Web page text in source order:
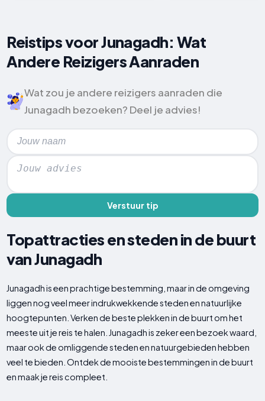
Reistips voor Junagadh: Wat
Andere Reizigers Aanraden
Wat zou je andere reizigers aanraden die
Junagadh bezoeken? Deel je advies!
Verstuur tip
Topattracties en steden in de buurt
van Junagadh
Junagadh is een prachtige bestemming, maar in de omgeving
liggen nog veel meer indrukwekkende steden en natuurlijke
hoogtepunten. Verken de beste plekken in de buurt om het
meeste uit je reis te halen. Junagadh is zeker een bezoek waard,
maar ook de omliggende steden en natuurgebieden hebben
veel te bieden. Ontdek de mooiste bestemmingen in de buurt
en maak je reis compleet.